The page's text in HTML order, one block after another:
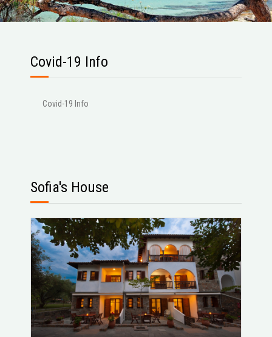
Covid-19 Info
Covid-19 Info
Sofia's House